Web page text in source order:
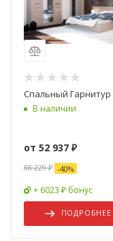
Спальный Гарнитур
В наличии
от 52 937 ₽
88 229 ₽ -40%
+ 6023 ₽ бонус
ПОДРОБНЕЕ